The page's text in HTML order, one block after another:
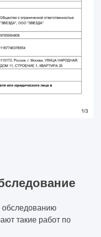
обследованию
такие работ по